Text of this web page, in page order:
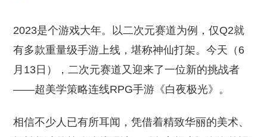
2023是个游戏大年。以二次元赛道为例，仅Q2就
有多款重量级手游上线，堪称神仙打架。今天（6
月13日），二次元赛道又迎来了一位新的挑战者
——超美学策略连线RPG手游《白夜极光》。
相信不少人已有所耳闻，凭借着精致华丽的美术、